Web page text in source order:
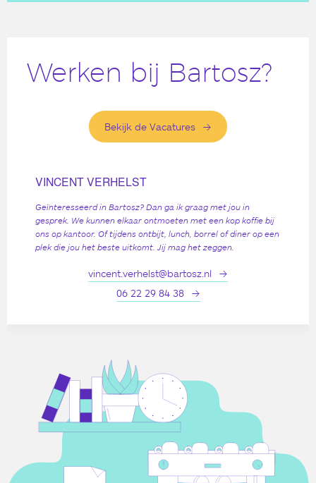
Werken bij Bartosz?
Bekijk de Vacatures
VINCENT VERHELST
Geïnteresseerd in Bartosz? Dan ga ik graag met jou in
gesprek. We kunnen elkaar ontmoeten met een kop koffie bij
ons op kantoor. Of tijdens ontbijt, lunch, borrel of diner op een
plek die jou het beste uitkomt. Jij mag het zeggen.
vincent.verhelst@bartosz.nl
06 22 29 84 38